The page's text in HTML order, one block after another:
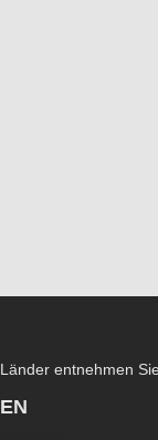
entnehmen